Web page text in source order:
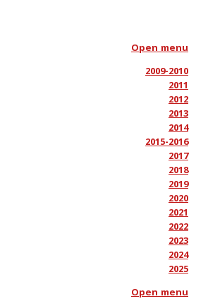
Open menu
2009-2010
2011
2012
2013
2014
2015-2016
2017
2018
2019
2020
2021
2022
2023
2024
2025
Open menu